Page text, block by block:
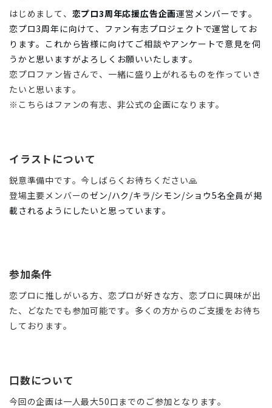
はじめまして、 恋プロ3周年応援広告企画運営メンバーです。
恋プロ3周年に向けて、ファン有志プロジェクトで運営してお
ります。これから皆様に向けてご相談やアンケートで意見を伺
うかと思いますがよろしくお願いいたします。
恋プロファン皆さんで、一緒に盛り上がれるものを作っていき
たいと思います。
※こちらはファンの有志、非公式の企画になります。
イラストについて
鋭意準備中です。今しばらくお待ちください🙏
登場主要メンバーのゼン/ハク/キラ/シモン/ショウ5名全員が掲
載されるようにしたいと思っています。
参加条件
恋プロに推しがいる方、恋プロが好きな方、恋プロに興味が出
た、どなたでも参加可能です。多くの方からのご支援をお待ち
しております。
口数について
今回の企画は一人最大50口までのご参加となります。